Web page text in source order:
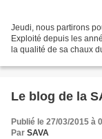
Jeudi, nous partirons
Exploité depuis les
la qualité de sa chaux
Le blog de la
Publié le 27/03/2015 à
Par SAVA